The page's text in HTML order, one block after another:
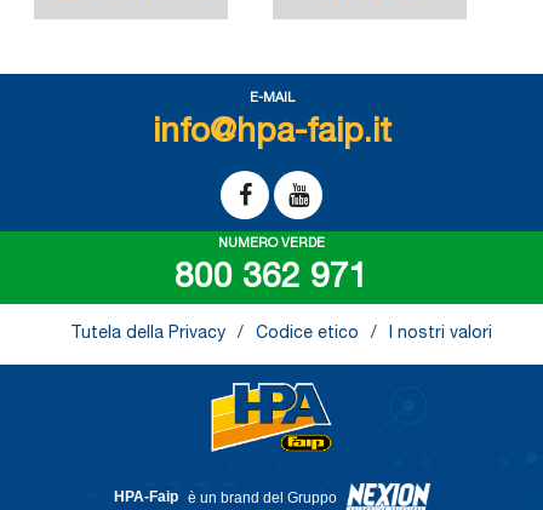
E-MAIL
info@hpa-faip.it
NUMERO VERDE
800 362 971
Tutela della Privacy Codice etico I nostri valori
HPA-Faip è un brand del Gruppo